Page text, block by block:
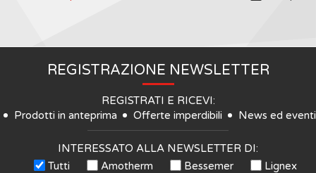
REGISTRAZIONE NEWSLETTER
REGISTRATI E RICEVI:
Prodotti in anteprima
Offerte imperdibili News ed eventi
INTERESSATO ALLA NEWSLETTER DI:
Tutti
Amotherm Bessemer
Lignex